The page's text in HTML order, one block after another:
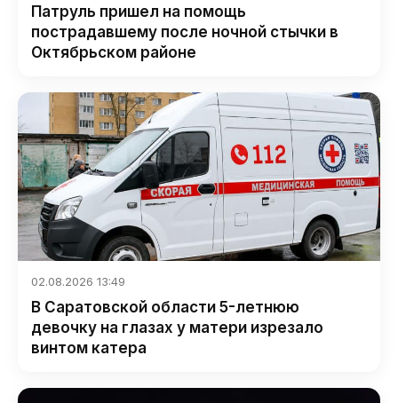
Патруль пришел на помощь
пострадавшему после ночной стычки в
Октябрьском районе
02.08.2026 13:49
В Саратовской области 5-летнюю
девочку на глазах у матери изрезало
винтом катера